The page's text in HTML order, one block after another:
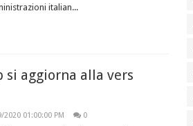
italian...
si aggiorna alla vers
2020 01:00:00 PM 0